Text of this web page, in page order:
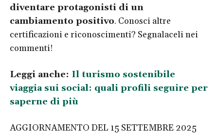
diventare protagonisti di un
cambiamento positivo. Conosci altre
certificazioni e riconoscimenti? Segnalaceli nei
commenti!
Leggi anche: Il turismo sostenibile
viaggia sui social: quali profili seguire per
saperne di più
AGGIORNAMENTO DEL 15 SETTEMBRE 2025